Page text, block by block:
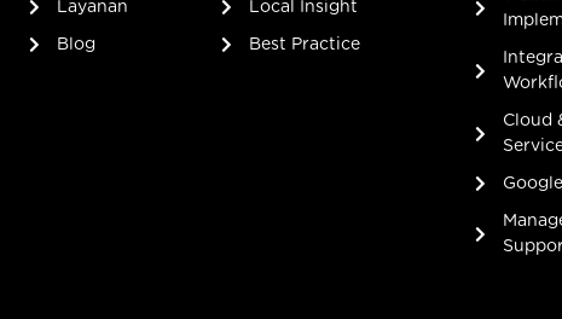
Layanan
Blog
Local Insight
Best Practice
Cloud